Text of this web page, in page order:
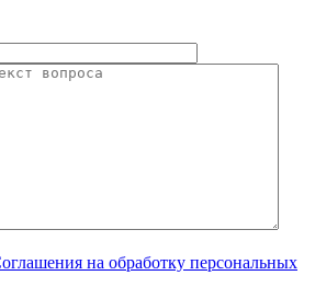
на обработку персональных